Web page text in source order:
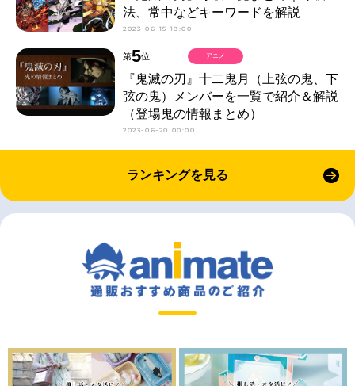
法、常中などキーワードを解説
2023-06-15 19:00
第5位
『鬼滅の刃』十二鬼月（上弦の鬼、下
弦の鬼）メンバーを一覧で紹介＆解説
（登場鬼の情報まとめ）
2023-06-20 00:00
アニメ
ランキングを見る